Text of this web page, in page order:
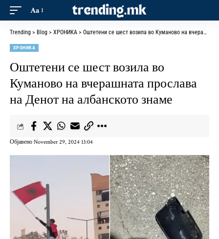
Aa
Trending > Blog > ХРОНИКА > Оштетени се шест возила во Куманово на вчерашната прослава на Денот на албанското знаме
ХРОНИКА
Оштетени се шест возила во
Куманово на вчерашната прослава
на Денот на албанското знаме
Објавено November 29, 2024 13:04